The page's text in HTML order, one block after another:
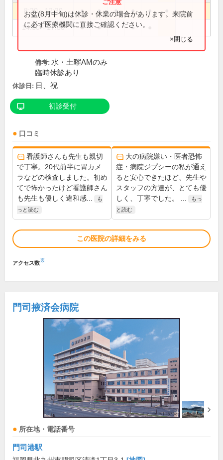
8:30～12:30 ● ● ● ● ●
14:30～17:30 ● ● ●
お盆(8月中旬)は休診・休業の場合があります。来院前
に必ず医療機関に直接ご確認ください。
×閉じる
備考: 水・土曜AMのみ
臨時休診あり
休診日: 日、祝
初診受付
口コミ
看護師さんも先生も親切
で丁寧。20代前半に胃カメ
ラなどの検査しました。初め
てで怖かったけど看護師さん
も先生も優しく違和感...
も
っと読む
大の病院嫌い・医者恐怖
症・病院ジプシーの私が通え
ると安心できたほど、先生や
スタッフの方達が、とても優
しく、丁寧でした。 ...
もっ
と読む
この医院の詳細をみる
アクセス数※
門司掖済会病院
所在地・電話番号
門司港駅